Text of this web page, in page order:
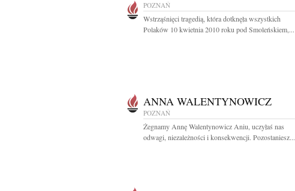
POZNAŃ
Wstrząśnięci tragedią, która dotknęła wszystkich
Polaków 10 kwietnia 2010 roku pod Smoleńskiem,...
ANNA WALENTYNOWICZ
POZNAŃ
Żegnamy Annę Walentynowicz Aniu, uczyłaś nas
odwagi, niezależności i konsekwencji. Pozostaniesz...